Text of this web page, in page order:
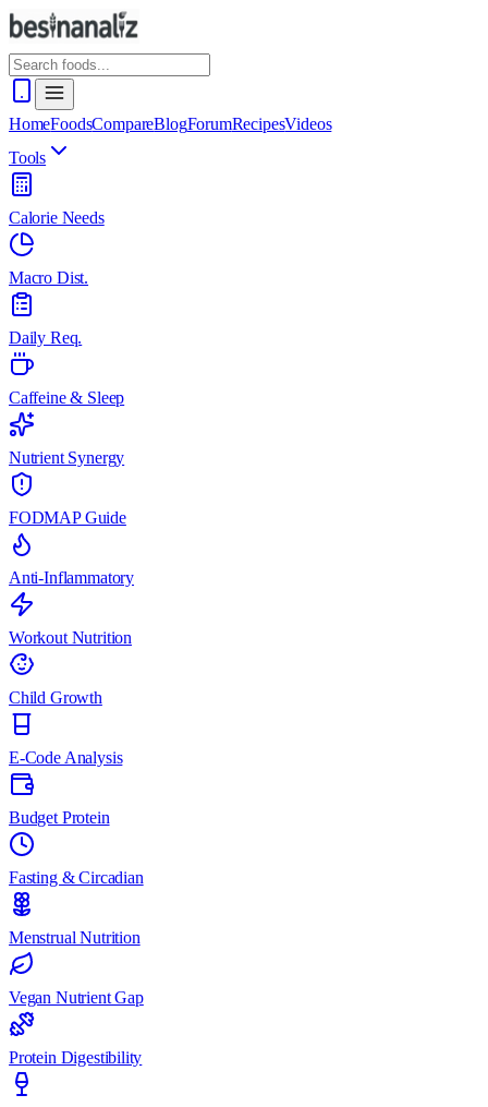
HomeFoodsCompareBlogForumRecipesVideos
Tools
Calorie Needs
Macro Dist.
Daily Req.
Caffeine & Sleep
Nutrient Synergy
FODMAP Guide
Anti-Inflammatory
Workout Nutrition
Child Growth
E-Code Analysis
Budget Protein
Fasting & Circadian
Menstrual Nutrition
Vegan Nutrient Gap
Protein Digestibility